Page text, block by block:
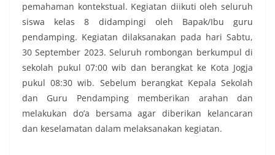
pemahaman kontekstual. Kegiatan diikuti oleh seluruh
siswa kelas 8 didampingi oleh Bapak/Ibu guru
pendamping. Kegiatan dilaksanakan pada hari Sabtu,
30 September 2023. Seluruh rombongan berkumpul di
sekolah pukul 07:00 wib dan berangkat ke Kota Jogja
pukul 08:30 wib. Sebelum berangkat Kepala Sekolah
dan Guru Pendamping memberikan arahan dan
melakukan do’a bersama agar diberikan kelancaran
dan keselamatan dalam melaksanakan kegiatan.